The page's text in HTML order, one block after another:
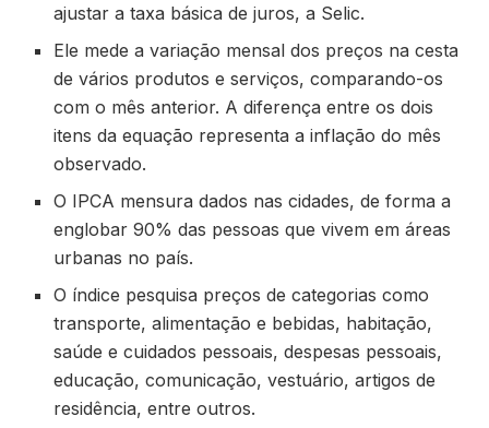
ajustar a taxa básica de juros, a Selic.
Ele mede a variação mensal dos preços na cesta
de vários produtos e serviços, comparando-os
com o mês anterior. A diferença entre os dois
itens da equação representa a inflação do mês
observado.
O IPCA mensura dados nas cidades, de forma a
englobar 90% das pessoas que vivem em áreas
urbanas no país.
O índice pesquisa preços de categorias como
transporte, alimentação e bebidas, habitação,
saúde e cuidados pessoais, despesas pessoais,
educação, comunicação, vestuário, artigos de
residência, entre outros.